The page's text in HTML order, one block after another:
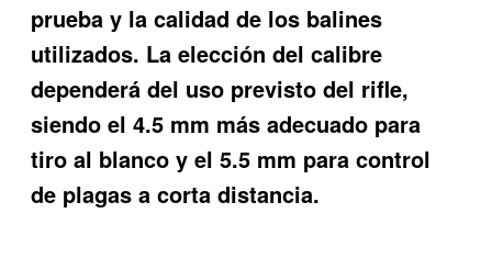
prueba y la calidad de los balines
utilizados. La elección del calibre
dependerá del uso previsto del rifle,
siendo el 4.5 mm más adecuado para
tiro al blanco y el 5.5 mm para control
de plagas a corta distancia.